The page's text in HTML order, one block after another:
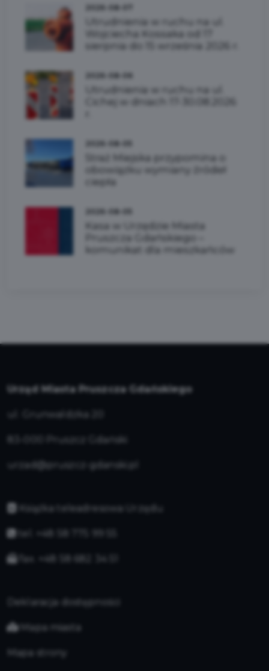
Utrudnienia w ruchu na ul.
Wojciecha Kossaka od 17
sierpnia do 15 września 2026 r.
Utrudnienia w ruchu na ul.
Cichej w dniach 17-30.08.2026
Straż Miejska przypomina o
obowiązku wymiany źródeł
ciepła
Kasa w Urzędzie Miasta
Pruszcza Gdańskiego –
komunikat dla mieszkańców
Urząd Miasta Pruszcza Gdańskiego
ul. Grunwaldzka 20
83-000 Pruszcz Gdański
urzad@pruszcz-gdanski.pl
Książka teleadresowa Urzędu
tel. +48 58 775 99 55
fax. +48 58 682 34 51
Deklaracja dostępności
Mapa miasta
Mapa strony